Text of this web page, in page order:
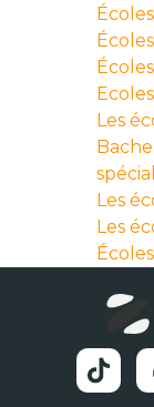
Les
Les
Les